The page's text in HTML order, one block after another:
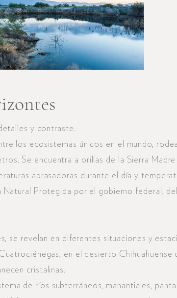
y contraste.
los ecosistemas únicos en el mundo,
Se encuentra a orillas de la Sierra
abrasadoras durante el día y
Natural Protegida por el gobierno federal,
se revelan en diferentes situaciones y
en el desierto Chihuahuense
cristalinas.
de ríos subterráneos, manantiales,